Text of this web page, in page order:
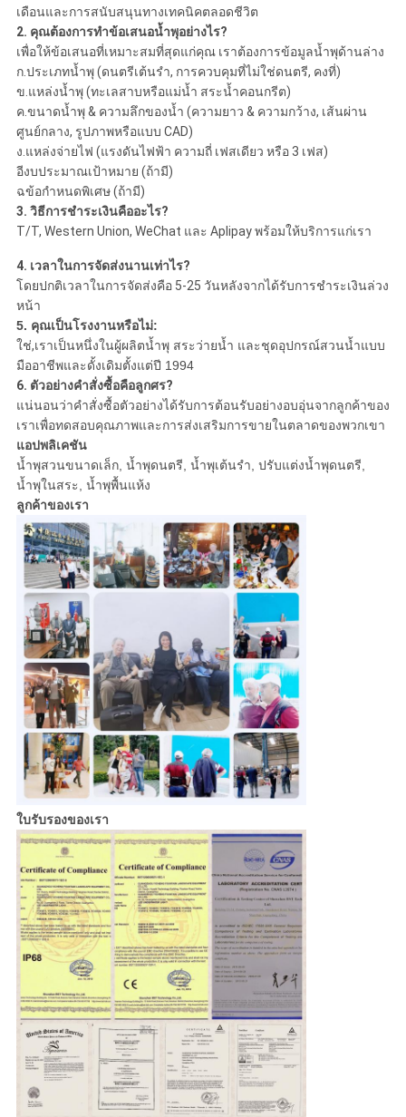
เดือนและการสนับสนุนทางเทคนิคตลอดชีวิต
2. คุณต้องการทำข้อเสนอน้ำพุอย่างไร?
เพื่อให้ข้อเสนอที่เหมาะสมที่สุดแก่คุณ เราต้องการข้อมูลน้ำพุด้านล่าง
ก.ประเภทน้ำพุ (ดนตรีเต้นรำ, การควบคุมที่ไม่ใช่ดนตรี, คงที่)
ข.แหล่งน้ำพุ (ทะเลสาบหรือแม่น้ำ สระน้ำคอนกรีต)
ค.ขนาดน้ำพุ & ความลึกของน้ำ (ความยาว & ความกว้าง, เส้นผ่าน
ศูนย์กลาง, รูปภาพหรือแบบ CAD)
ง.แหล่งจ่ายไฟ (แรงดันไฟฟ้า ความถี่ เฟสเดียว หรือ 3 เฟส)
อีงบประมาณเป้าหมาย (ถ้ามี)
ฉข้อกำหนดพิเศษ (ถ้ามี)
3. วิธีการชำระเงินคืออะไร?
T/T, Western Union, WeChat และ Aplipay พร้อมให้บริการแก่เรา
4. เวลาในการจัดส่งนานเท่าไร?
โดยปกติเวลาในการจัดส่งคือ 5-25 วันหลังจากได้รับการชำระเงินล่วง
หน้า
5. คุณเป็นโรงงานหรือไม่:
ใช่,เราเป็นหนึ่งในผู้ผลิตน้ำพุ สระว่ายน้ำ และชุดอุปกรณ์สวนน้ำแบบ
มืออาชีพและดั้งเดิมตั้งแต่ปี 1994
6. ตัวอย่างคำสั่งซื้อคือลูกศร?
แน่นอนว่าคำสั่งซื้อตัวอย่างได้รับการต้อนรับอย่างอบอุ่นจากลูกค้าของ
เราเพื่อทดสอบคุณภาพและการส่งเสริมการขายในตลาดของพวกเขา
แอปพลิเคชัน
น้ำพุสวนขนาดเล็ก, น้ำพุดนตรี, น้ำพุเต้นรำ, ปรับแต่งน้ำพุดนตรี,
น้ำพุในสระ, น้ำพุพื้นแห้ง
ลูกค้าของเรา
ใบรับรองของเรา